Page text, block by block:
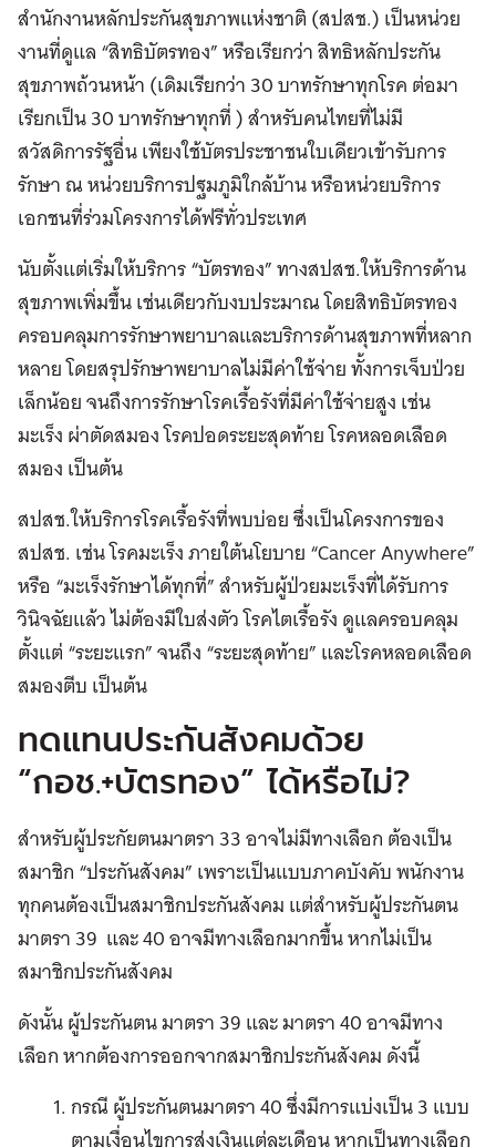
สำนักงานหลักประกันสุขภาพแห่งชาติ (สปสช.) เป็นหน่วย
งานที่ดูแล “สิทธิบัตรทอง” หรือเรียกว่า สิทธิหลักประกัน
สุขภาพถ้วนหน้า (เดิมเรียกว่า 30 บาทรักษาทุกโรค ต่อมา
เรียกเป็น 30 บาทรักษาทุกที่ ) สำหรับคนไทยที่ไม่มี
สวัสดิการรัฐอื่น เพียงใช้บัตรประชาชนใบเดียวเข้ารับการ
รักษา ณ หน่วยบริการปฐมภูมิใกล้บ้าน หรือหน่วยบริการ
เอกชนที่ร่วมโครงการได้ฟรีทั่วประเทศ
นับตั้งแต่เริ่มให้บริการ “บัตรทอง” ทางสปสช.ให้บริการด้าน
สุขภาพเพิ่มขึ้น เช่นเดียวกับงบประมาณ โดยสิทธิบัตรทอง
ครอบคลุมการรักษาพยาบาลและบริการด้านสุขภาพที่หลาก
หลาย โดยสรุปรักษาพยาบาลไม่มีค่าใช้จ่าย ทั้งการเจ็บป่วย
เล็กน้อย จนถึงการรักษาโรคเรื้อรังที่มีค่าใช้จ่ายสูง เช่น
มะเร็ง ผ่าตัดสมอง โรคปอดระยะสุดท้าย โรคหลอดเลือด
สมอง เป็นต้น
สปสช.ให้บริการโรคเรื้อรังที่พบบ่อย ซึ่งเป็นโครงการของ
สปสช. เช่น โรคมะเร็ง ภายใต้นโยบาย “Cancer Anywhere”
หรือ “มะเร็งรักษาได้ทุกที่” สำหรับผู้ป่วยมะเร็งที่ได้รับการ
วินิจฉัยแล้ว ไม่ต้องมีใบส่งตัว โรคไตเรื้อรัง ดูแลครอบคลุม
ตั้งแต่ “ระยะแรก” จนถึง “ระยะสุดท้าย” และโรคหลอดเลือด
สมองตีบ เป็นต้น
ทดแทนประกันสังคมด้วย
“กอช.+บัตรทอง” ได้หรือไม่?
สำหรับผู้ประกัยตนมาตรา 33 อาจไม่มีทางเลือก ต้องเป็น
สมาชิก “ประกันสังคม” เพราะเป็นแบบภาคบังคับ พนักงาน
ทุกคนต้องเป็นสมาชิกประกันสังคม แต่สำหรับผู้ประกันตน
มาตรา 39 และ 40 อาจมีทางเลือกมากขึ้น หากไม่เป็น
สมาชิกประกันสังคม
ดังนั้น ผู้ประกันตน มาตรา 39 และ มาตรา 40 อาจมีทาง
เลือก หากต้องการออกจากสมาชิกประกันสังคม ดังนี้
กรณี ผู้ประกันตนมาตรา 40 ซึ่งมีการแบ่งเป็น 3 แบบ
ตามเงื่อนไขการส่งเงินแต่ละเดือน หากเป็นทางเลือก